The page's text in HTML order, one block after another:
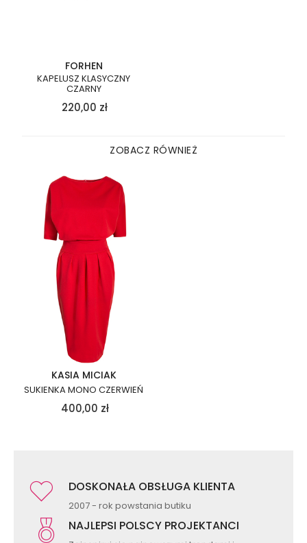
FORHEN
KAPELUSZ KLASYCZNY
CZARNY
220,00 zł
ZOBACZ RÓWNIEŻ
KASIA MICIAK
SUKIENKA MONO CZERWIEŃ
400,00 zł
DOSKONAŁA OBSŁUGA KLIENTA
2007 - rok powstania butiku
NAJLEPSI POLSCY PROJEKTANCI